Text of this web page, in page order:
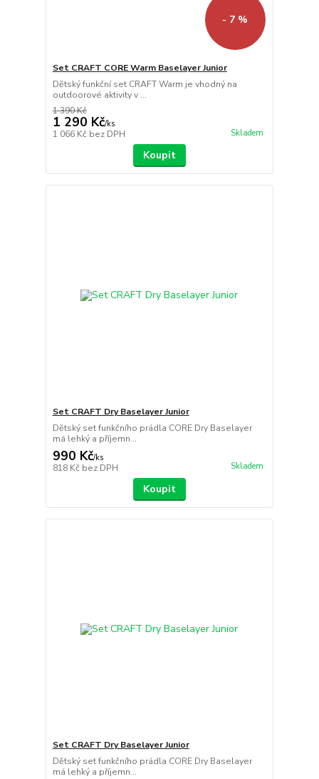
- 7 %
Set CRAFT CORE Warm Baselayer Junior
Dětský funkční set CRAFT Warm je vhodný na
outdoorové aktivity v ...
1 390 Kč
1 290 Kč/ks
1 066 Kč bez DPH Skladem
Koupit
Set CRAFT Dry Baselayer Junior
Dětský set funkčního prádla CORE Dry Baselayer
má lehký a příjemn...
990 Kč/ks
818 Kč bez DPH Skladem
Koupit
Set CRAFT Dry Baselayer Junior
Dětský set funkčního prádla CORE Dry Baselayer
má lehký a příjemn...